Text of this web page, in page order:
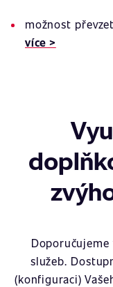
možnost
více >
služeb.
(konfiguraci)